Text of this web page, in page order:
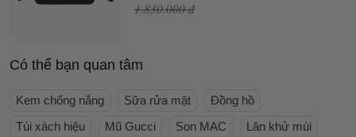
1.830.000 đ
Có thể bạn quan tâm
Kem chống nắng Sữa rửa mặt
Đồng hồ
Túi xách hiệu
Mũ Gucci Son MAC
Lăn khử mùi